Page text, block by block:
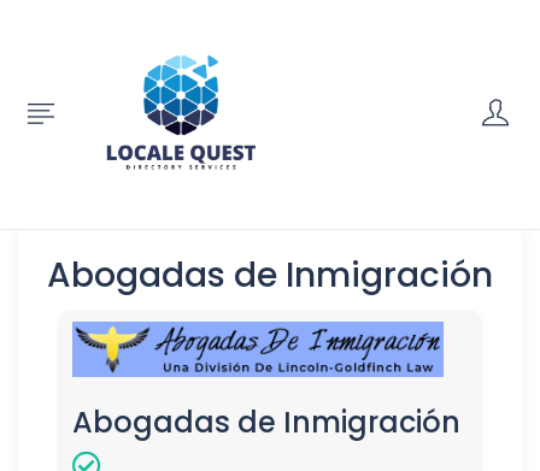
Abogadas de Inmigración
Abogadas de Inmigración